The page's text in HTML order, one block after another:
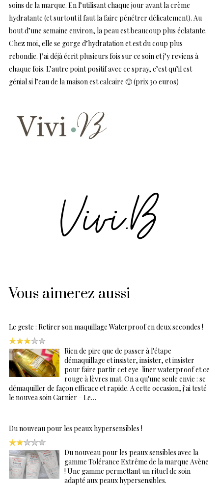
soins de la marque. En l’utilisant chaque jour avant la crème
hydratante (et surtout il faut la faire pénétrer délicatement). Au
bout d’une semaine environ, la peau est beaucoup plus éclatante.
Chez moi, elle se gorge d’hydratation et est du coup plus
rebondie. J’ai déjà écrit plusieurs fois sur ce soin et j’y reviens à
chaque fois. L’autre point positif avec ce spray, c’est qu’il est
génial si l’eau de la maison est calcaire 🙂 (prix 30 euros)
Vous aimerez aussi
Le geste : Retirer son maquillage Waterproof en deux secondes !
Rien de pire que de passer à l'étape
démaquillage et insister, insister, et insister
pour faire partir cet eye-liner waterproof et ce
rouge à lèvres mat. On a qu'une seule envie : se
démaquiller de façon efficace et rapide. A cette occasion, j'ai testé
le nouvea soin Garnier - Le…
Du nouveau pour les peaux hypersensibles !
Du nouveau pour les peaux sensibles avec la
gamme Tolérance Extrême de la marque Avène
! Une gamme permettant un rituel de soin
adapté aux peaux hypersensibles.